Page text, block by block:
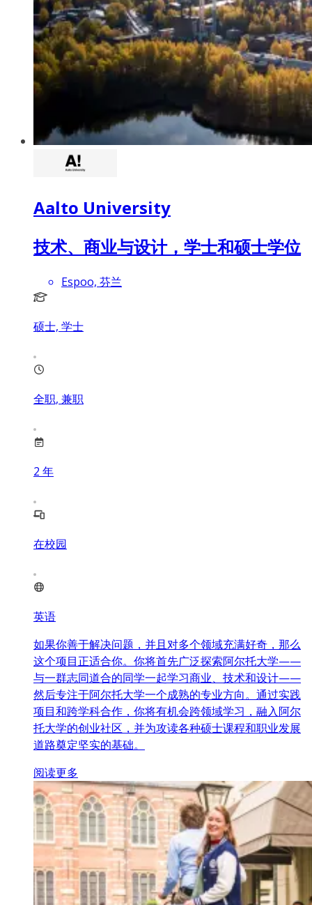
Aalto University
技术、商业与设计，学士和硕士学位
Espoo, 芬兰
硕士, 学士
全职, 兼职
2 年
在校园
英语
如果你善于解决问题，并且对多个领域充满好奇，那么
这个项目正适合你。你将首先广泛探索阿尔托大学——
与一群志同道合的同学一起学习商业、技术和设计——
然后专注于阿尔托大学一个成熟的专业方向。通过实践
项目和跨学科合作，你将有机会跨领域学习，融入阿尔
托大学的创业社区，并为攻读各种硕士课程和职业发展
道路奠定坚实的基础。
阅读更多